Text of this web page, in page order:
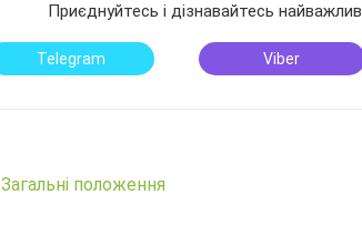
Приєднуйтесь і дізнавайтесь
Telegram Viber
Загальні положення